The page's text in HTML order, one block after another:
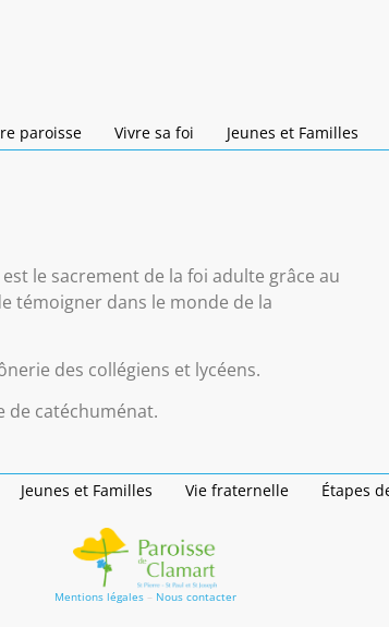
paroisse Vivre sa foi Jeunes et Familles
le sacrement de la foi adulte grâce au
témoigner dans le monde de la
des collégiens et lycéens.
de catéchuménat.
Jeunes et Familles Vie fraternelle Étapes
Mentions légales– Nous contacter